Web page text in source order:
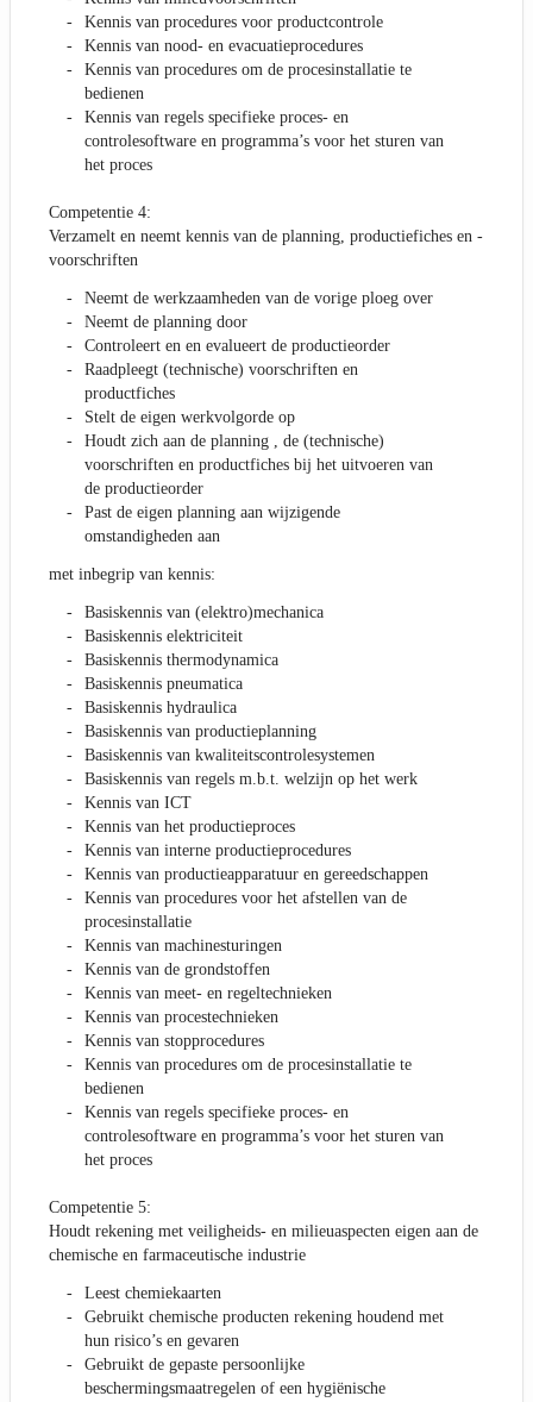
Kennis van procedures voor productcontrole
Kennis van nood- en evacuatieprocedures
Kennis van procedures om de procesinstallatie te
bedienen
Kennis van regels specifieke proces- en
controlesoftware en programma’s voor het sturen van
het proces
Competentie 4:
Verzamelt en neemt kennis van de planning, productiefiches en -
voorschriften
Neemt de werkzaamheden van de vorige ploeg over
Neemt de planning door
Controleert en en evalueert de productieorder
Raadpleegt (technische) voorschriften en
productfiches
Stelt de eigen werkvolgorde op
Houdt zich aan de planning , de (technische)
voorschriften en productfiches bij het uitvoeren van
de productieorder
Past de eigen planning aan wijzigende
omstandigheden aan
met inbegrip van kennis:
Basiskennis van (elektro)mechanica
Basiskennis elektriciteit
Basiskennis thermodynamica
Basiskennis pneumatica
Basiskennis hydraulica
Basiskennis van productieplanning
Basiskennis van kwaliteitscontrolesystemen
Basiskennis van regels m.b.t. welzijn op het werk
Kennis van ICT
Kennis van het productieproces
Kennis van interne productieprocedures
Kennis van productieapparatuur en gereedschappen
Kennis van procedures voor het afstellen van de
procesinstallatie
Kennis van machinesturingen
Kennis van de grondstoffen
Kennis van meet- en regeltechnieken
Kennis van procestechnieken
Kennis van stopprocedures
Kennis van procedures om de procesinstallatie te
bedienen
Kennis van regels specifieke proces- en
controlesoftware en programma’s voor het sturen van
het proces
Competentie 5:
Houdt rekening met veiligheids- en milieuaspecten eigen aan de
chemische en farmaceutische industrie
Leest chemiekaarten
Gebruikt chemische producten rekening houdend met
hun risico’s en gevaren
Gebruikt de gepaste persoonlijke
beschermingsmaatregelen of een hygiënische